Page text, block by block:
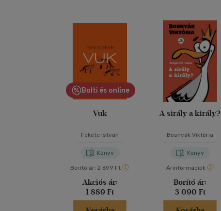
Bolti és online
Vuk
Fekete István
Könyv
Borító ár: 2 699 Ft
Akciós ár:
1 889 Ft
A sirály a király?
Bosnyák Viktória
Könyv
Árinformációk
Borító ár:
3 090 Ft